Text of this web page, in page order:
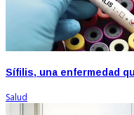
Sífilis, una enfermedad
Salud